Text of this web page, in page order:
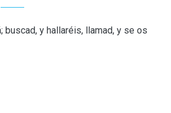
buscad, y hallaréis, llamad, y se os